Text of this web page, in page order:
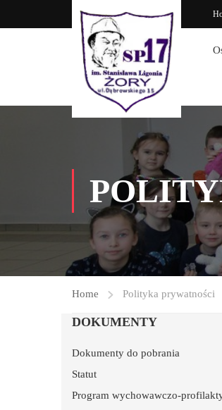
Home Polityka prywatności
DOKUMENTY
Dokumenty do pobrania
Statut
Program wychowawczo-